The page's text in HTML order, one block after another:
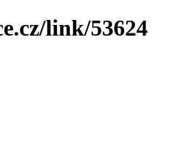
link/53624